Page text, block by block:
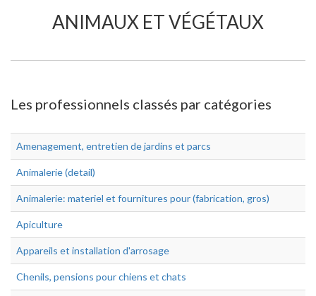
ANIMAUX ET VÉGÉTAUX
Les professionnels classés par catégories
Amenagement, entretien de jardins et parcs
Animalerie (detail)
Animalerie: materiel et fournitures pour (fabrication, gros)
Apiculture
Appareils et installation d'arrosage
Chenils, pensions pour chiens et chats